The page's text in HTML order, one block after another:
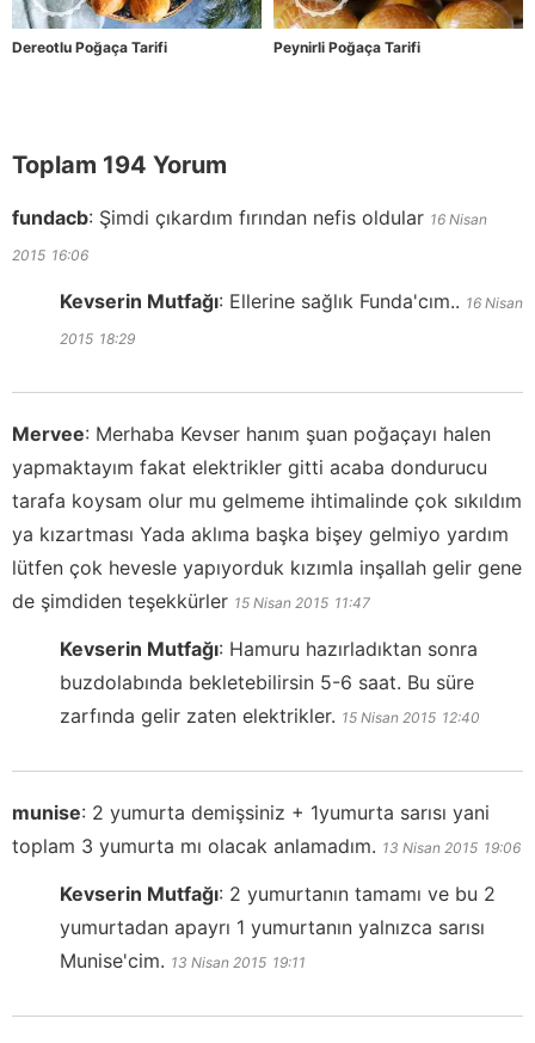
Dereotlu Poğaça Tarifi Peynirli Poğaça Tarifi
Toplam 194 Yorum
fundacb: Şimdi çıkardım fırından nefis oldular 16 Nisan
2015 16:06
Kevserin Mutfağı: Ellerine sağlık Funda'cım.. 16 Nisan
2015 18:29
Mervee: Merhaba Kevser hanım şuan poğaçayı halen
yapmaktayım fakat elektrikler gitti acaba dondurucu
tarafa koysam olur mu gelmeme ihtimalinde çok sıkıldım
ya kızartması Yada aklıma başka bişey gelmiyo yardım
lütfen çok hevesle yapıyorduk kızımla inşallah gelir gene
de şimdiden teşekkürler 15 Nisan 2015 11:47
Kevserin Mutfağı: Hamuru hazırladıktan sonra
buzdolabında bekletebilirsin 5-6 saat. Bu süre
zarfında gelir zaten elektrikler. 15 Nisan 2015 12:40
munise: 2 yumurta demişsiniz + 1yumurta sarısı yani
toplam 3 yumurta mı olacak anlamadım. 13 Nisan 2015 19:06
Kevserin Mutfağı: 2 yumurtanın tamamı ve bu 2
yumurtadan apayrı 1 yumurtanın yalnızca sarısı
Munise'cim. 13 Nisan 2015 19:11